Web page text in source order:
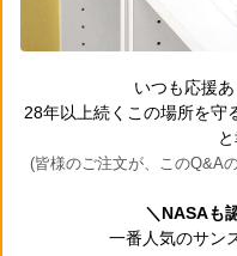
いつも応援あ
28年以上続くこの場所を守
(皆様のご注文が、このQ&A
＼NASAも
一番人気のサン